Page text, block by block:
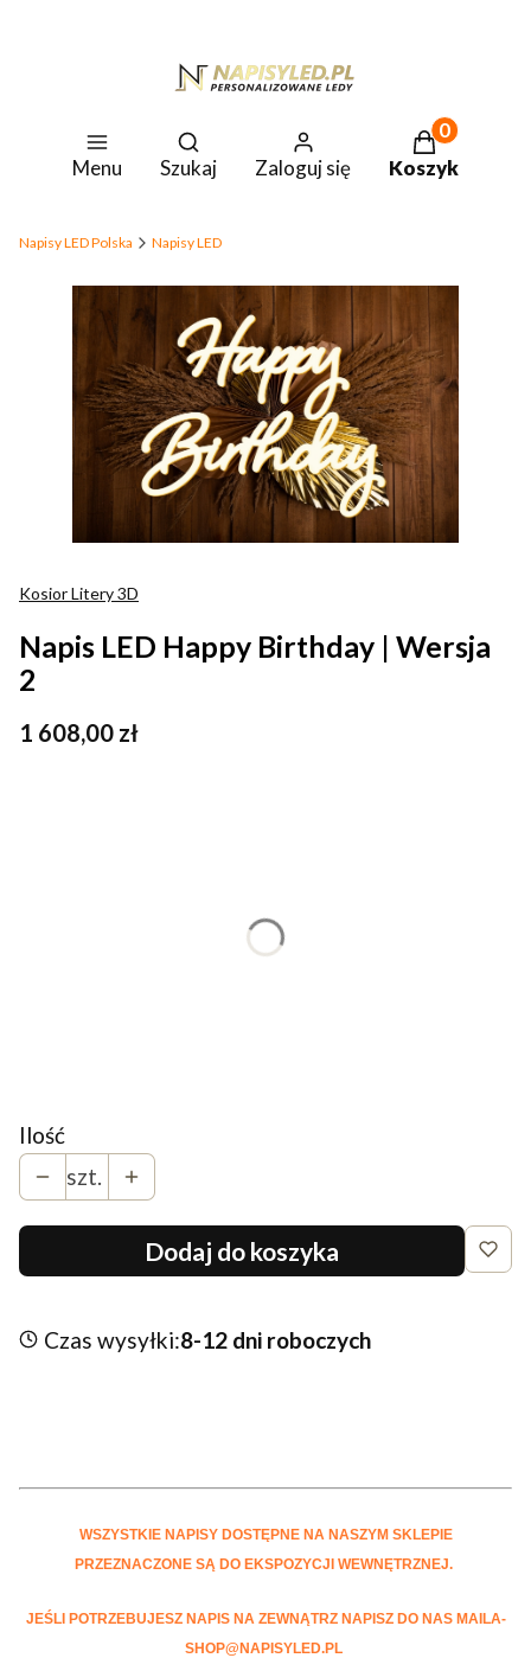
Menu
Otwórz wyszukiwarkę
Szukaj Zaloguj się
Produkty w
Koszyk
Napisy LED Polska Napisy LED
Kosior Litery 3D
Napis LED Happy Birthday | Wersja
2
Cena
1 608,00 zł
Ilość
szt.
Dodaj do koszyka
Czas wysyłki:8-12 dni roboczych
WSZYSTKIE NAPISY DOSTĘPNE NA NASZYM SKLEPIE
PRZEZNACZONE SĄ DO EKSPOZYCJI WEWNĘTRZNEJ.
JEŚLI POTRZEBUJESZ NAPIS NA ZEWNĄTRZ NAPISZ DO NAS MAILA-
SHOP@NAPISYLED.PL